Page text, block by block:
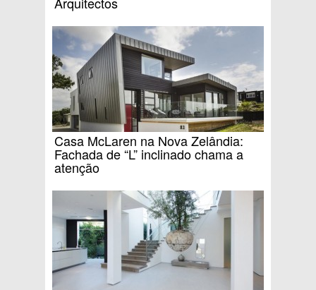
Casa McLaren na Nova Zelândia:
Fachada de “L” inclinado chama a
atenção